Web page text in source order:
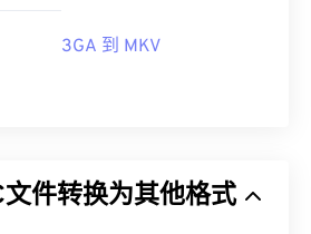
3GA 到 MKV
件转换为其他格式